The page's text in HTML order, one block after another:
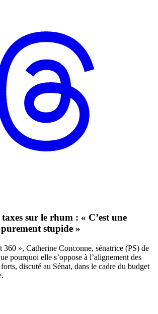
sur le rhum : « C’est une
stupide »
360 », Catherine Conconne, sénatrice (PS) de
pourquoi elle s’oppose à l’alignement des
discuté au Sénat, dans le cadre du budget